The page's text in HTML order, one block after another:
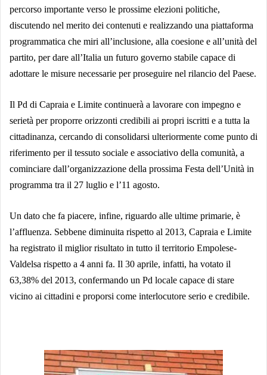
percorso importante verso le prossime elezioni politiche,
discutendo nel merito dei contenuti e realizzando una piattaforma
programmatica che miri all’inclusione, alla coesione e all’unità del
partito, per dare all’Italia un futuro governo stabile capace di
adottare le misure necessarie per proseguire nel rilancio del Paese.
Il Pd di Capraia e Limite continuerà a lavorare con impegno e
serietà per proporre orizzonti credibili ai propri iscritti e a tutta la
cittadinanza, cercando di consolidarsi ulteriormente come punto di
riferimento per il tessuto sociale e associativo della comunità, a
cominciare dall’organizzazione della prossima Festa dell’Unità in
programma tra il 27 luglio e l’11 agosto.
Un dato che fa piacere, infine, riguardo alle ultime primarie, è
l’affluenza. Sebbene diminuita rispetto al 2013, Capraia e Limite
ha registrato il miglior risultato in tutto il territorio Empolese-
Valdelsa rispetto a 4 anni fa. Il 30 aprile, infatti, ha votato il
63,38% del 2013, confermando un Pd locale capace di stare
vicino ai cittadini e proporsi come interlocutore serio e credibile.